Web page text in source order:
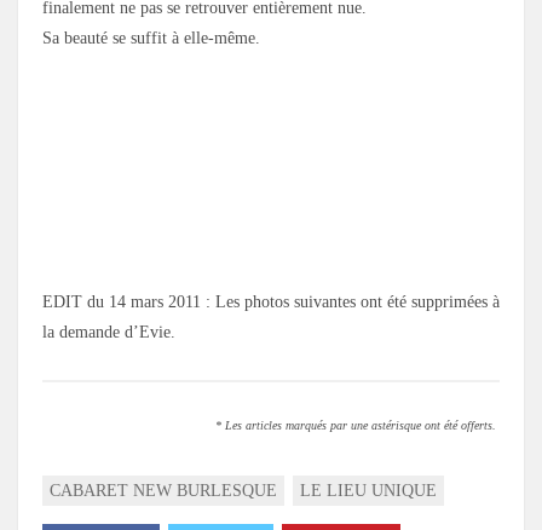
finalement ne pas se retrouver entièrement nue.
Sa beauté se suffit à elle-même.
EDIT du 14 mars 2011 : Les photos suivantes ont été supprimées à
la demande d’Evie.
* Les articles marqués par une astérisque ont été offerts.
CABARET NEW BURLESQUE LE LIEU UNIQUE